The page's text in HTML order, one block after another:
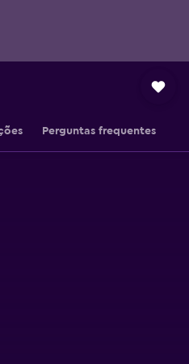
Perguntas frequentes